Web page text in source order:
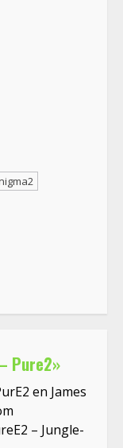
Pure2»
en James
– Jungle-